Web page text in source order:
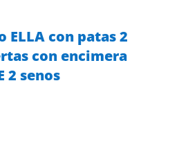
ELLA con patas 2
con encimera
2 senos